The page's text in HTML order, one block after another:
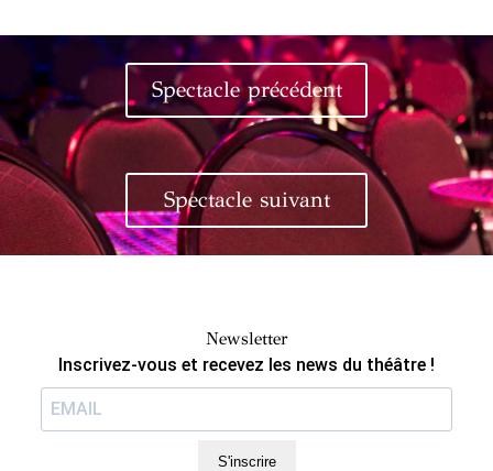
Spectacle précédent
Spectacle suivant
Newsletter
Inscrivez-vous et recevez les news du théâtre !
S'inscrire